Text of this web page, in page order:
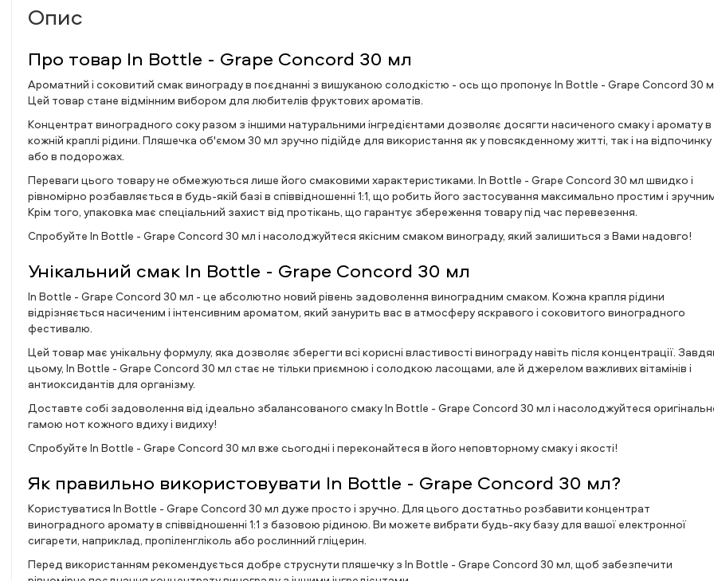
Опис
Про товар In Bottle - Grape Concord 30 мл
Ароматний і соковитий смак винограду в поєднанні з вишуканою солодкістю - ось що пропонує In Bottle - Grape Concord 30
Цей товар стане відмінним вибором для любителів фруктових ароматів.
Концентрат виноградного соку разом з іншими натуральними інгредієнтами дозволяє досягти насиченого смаку і аромату в
кожній краплі рідини. Пляшечка об'ємом 30 мл зручно підійде для використання як у повсякденному житті, так і на відпочинку
або в подорожах.
Переваги цього товару не обмежуються лише його смаковими характеристиками. In Bottle - Grape Concord 30 мл швидко і
рівномірно розбавляється в будь-якій базі в співвідношенні 1:1, що робить його застосування максимально простим і
Крім того, упаковка має спеціальний захист від протікань, що гарантує збереження товару під час перевезення.
Спробуйте In Bottle - Grape Concord 30 мл і насолоджуйтеся якісним смаком винограду, який залишиться з Вами надовго!
Унікальний смак In Bottle - Grape Concord 30 мл
In Bottle - Grape Concord 30 мл - це абсолютно новий рівень задоволення виноградним смаком. Кожна крапля рідини
відрізняється насиченим і інтенсивним ароматом, який занурить вас в атмосферу яскравого і соковитого виноградного
фестивалю.
Цей товар має унікальну формулу, яка дозволяє зберегти всі корисні властивості винограду навіть після концентрації.
цьому, In Bottle - Grape Concord 30 мл стає не тільки приємною і солодкою ласощами, але й джерелом важливих вітамінів і
антиоксидантів для організму.
Доставте собі задоволення від ідеально збалансованого смаку In Bottle - Grape Concord 30 мл і насолоджуйтеся
гамою нот кожного вдиху і видиху!
Спробуйте In Bottle - Grape Concord 30 мл вже сьогодні і переконайтеся в його неповторному смаку і якості!
Як правильно використовувати In Bottle - Grape Concord 30 мл?
Користуватися In Bottle - Grape Concord 30 мл дуже просто і зручно. Для цього достатньо розбавити концентрат
виноградного аромату в співвідношенні 1:1 з базовою рідиною. Ви можете вибрати будь-яку базу для вашої електронної
сигарети, наприклад, пропіленгліколь або рослинний гліцерин.
Перед використанням рекомендується добре струснути пляшечку з In Bottle - Grape Concord 30 мл, щоб забезпечити